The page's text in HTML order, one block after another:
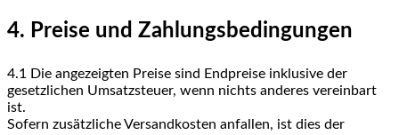
4. Preise und Zahlungsbedingungen
4.1 Die angezeigten Preise sind Endpreise inklusive der
gesetzlichen Umsatzsteuer, wenn nichts anderes vereinbart
ist.
Sofern zusätzliche Versandkosten anfallen, ist dies der